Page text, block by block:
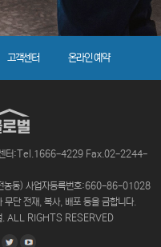
고객센터 온라인 예약
객센터:Tel.1666-4229 Fax.02-2244-
농동) 사업자등록번호:660-86-01028
단 전재, 복사, 배포 등을 금합니다.
. ALL RIGHTS RESERVED